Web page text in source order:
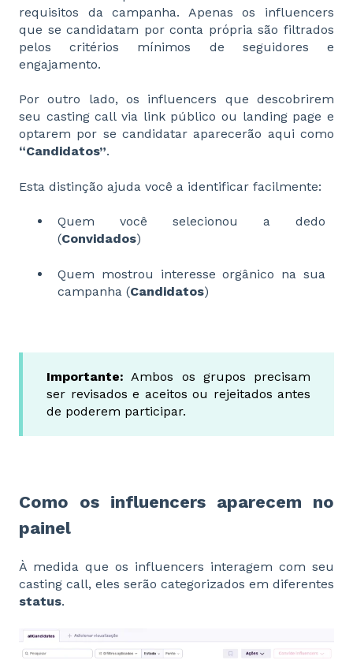
requisitos da campanha. Apenas os influencers
que se candidatam por conta própria são filtrados
pelos critérios mínimos de seguidores e
engajamento.
Por outro lado, os influencers que descobrirem
seu casting call via link público ou landing page e
optarem por se candidatar aparecerão aqui como
“Candidatos”.
Esta distinção ajuda você a identificar facilmente:
Quem você selecionou a dedo
(Convidados)
Quem mostrou interesse orgânico na sua
campanha (Candidatos)
Importante: Ambos os grupos precisam
ser revisados e aceitos ou rejeitados antes
de poderem participar.
Como os influencers aparecem no
painel
À medida que os influencers interagem com seu
casting call, eles serão categorizados em diferentes
status.